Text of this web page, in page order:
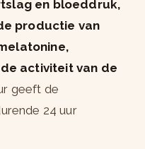
en bloeddruk,
productie van
activiteit van de
geeft de
24 uur